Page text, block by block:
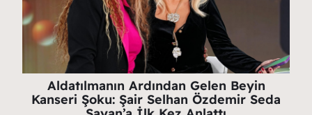
Aldatılmanın Ardından Gelen Beyin
Kanseri Şoku: Şair Selhan Özdemir Seda